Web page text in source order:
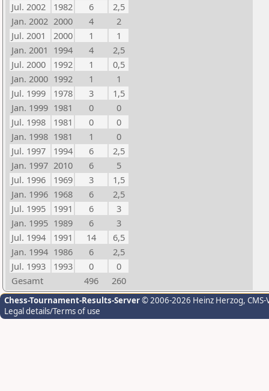
Jul. 2002
1982 6
2,5
Jan. 2002 2000 4
2
Jul. 2001
2000 1
1
Jan. 2001 1994 4
2,5
Jul. 2000
1992 1
0,5
Jan. 2000 1992 1
1
Jul. 1999
1978 3
1,5
Jan. 1999 1981 0
0
Jul. 1998
1981 0
0
Jan. 1998 1981 1
0
Jul. 1997
1994 6
2,5
Jan. 1997 2010 6
5
Jul. 1996
1969 3
1,5
Jan. 1996 1968 6
2,5
Jul. 1995
1991 6
3
Jan. 1995 1989 6
3
Jul. 1994
1991 14
6,5
Jan. 1994 1986 6
2,5
Jul. 1993
1993 0
0
Gesamt
496 260
Chess-Tournament-Results-Server© 2006-2026 Heinz Herzog,
Legal details/Terms of use